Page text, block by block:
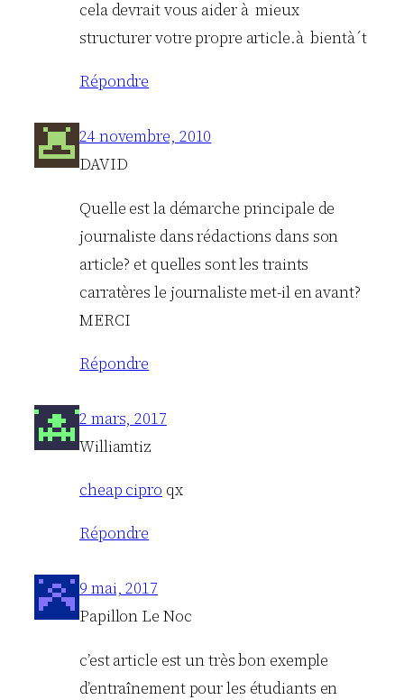
cela devrait vous aider à mieux
structurer votre propre article.à bientà´t
Répondre
24 novembre, 2010
DAVID
Quelle est la démarche principale de
journaliste dans rédactions dans son
article? et quelles sont les traints
carratères le journaliste met-il en avant?
MERCI
Répondre
2 mars, 2017
Williamtiz
cheap cipro qx
Répondre
9 mai, 2017
Papillon Le Noc
c’est article est un très bon exemple
d’entraînement pour les étudiants en